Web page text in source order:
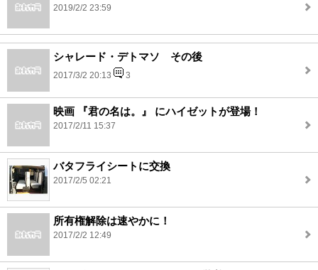
2019/2/2 23:59
シャレード・デトマソ その後
2017/3/2 20:13 3
映画 『君の名は。』 にハイゼットが登場！
2017/2/11 15:37
バタフライシートに交換
2017/2/5 02:21
所有権解除は速やかに！
2017/2/2 12:49